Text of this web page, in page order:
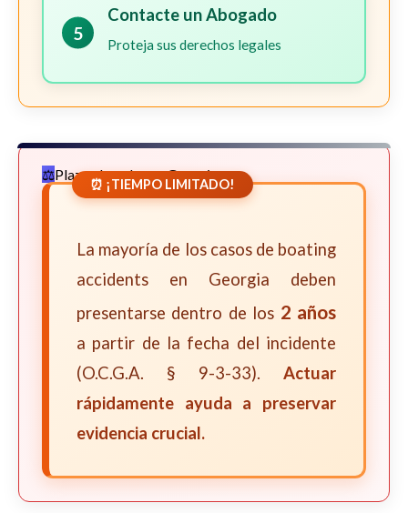
5
Contacte un Abogado
Proteja sus derechos legales
Plazos Legales en Georgia
⏰ ¡TIEMPO LIMITADO!
La mayoría de los casos de boating
accidents en Georgia deben
presentarse dentro de los 2 años
a partir de la fecha del incidente
(O.C.G.A. § 9-3-33). Actuar
rápidamente ayuda a preservar
evidencia crucial.